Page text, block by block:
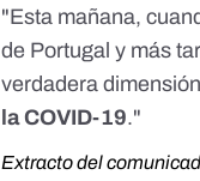
"Esta mañana,
de Portugal y más
verdadera
la COVID-19."
Extracto del